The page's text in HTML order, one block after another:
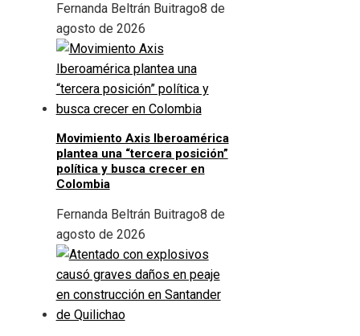
Fernanda Beltrán Buitrago8 de
agosto de 2026
Movimiento Axis Iberoamérica
plantea una “tercera posición”
política y busca crecer en
Colombia
Fernanda Beltrán Buitrago8 de
agosto de 2026